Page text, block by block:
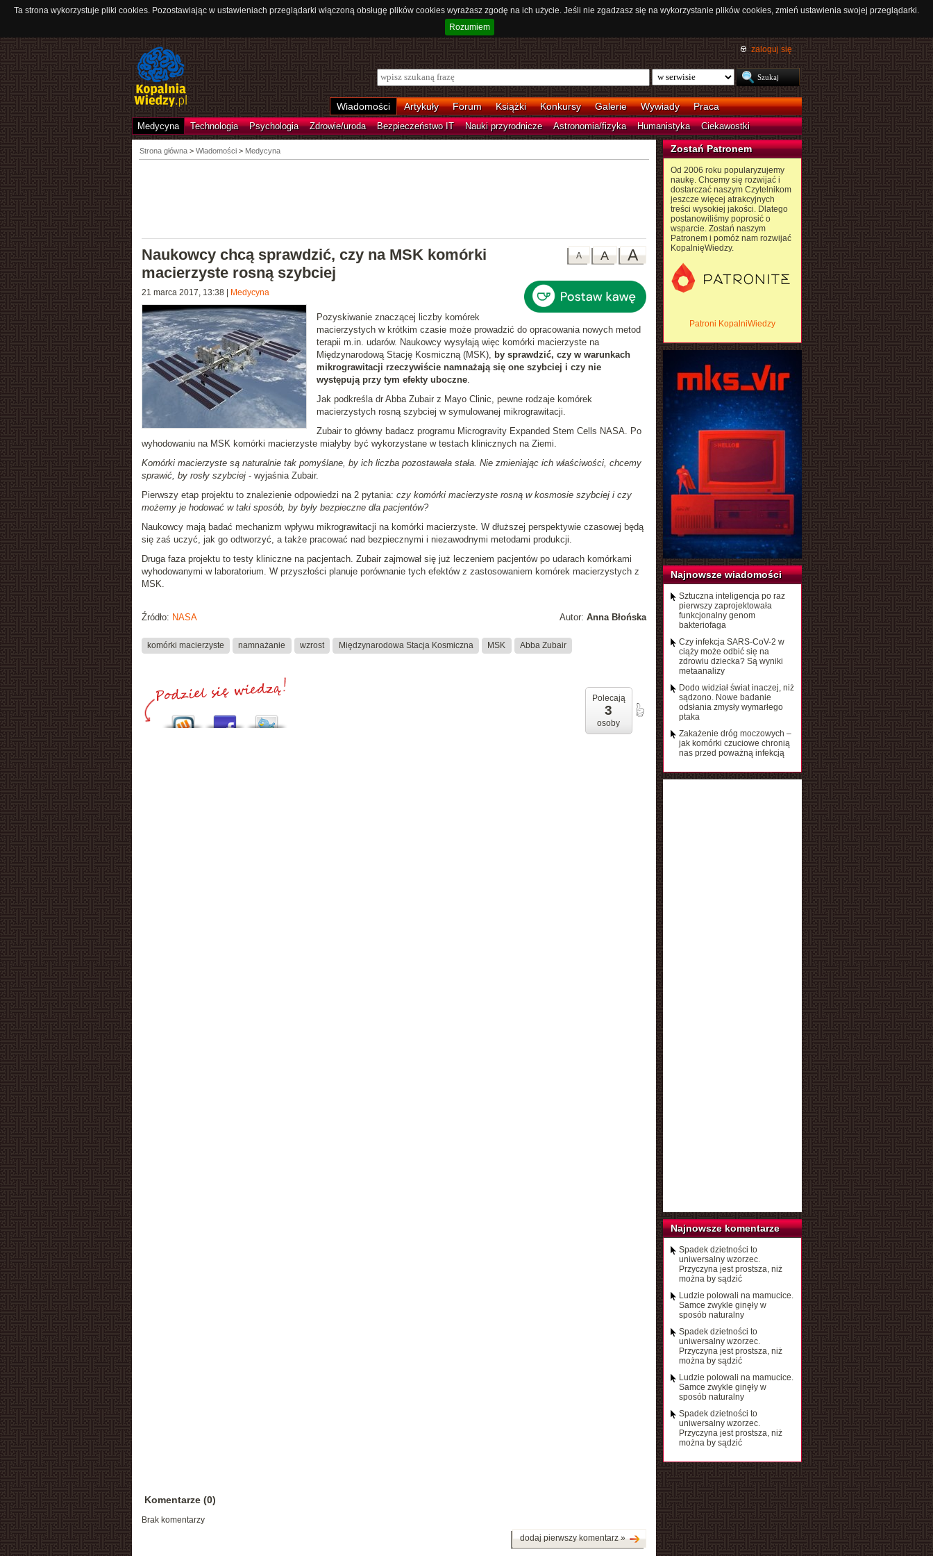
Ta strona wykorzystuje pliki cookies. Pozostawiając w ustawieniach przeglądarki włączoną obsługę plików cookies wyrażasz zgodę na ich użycie. Jeśli nie zgadzasz się na wykorzystanie plików cookies, zmień ustawienia swojej przeglądarki.
Rozumiem
zaloguj się
Wiadomości Artykuły Forum Książki Konkursy Galerie Wywiady Praca
Medycyna Technologia Psychologia Zdrowie/uroda Bezpieczeństwo IT Nauki przyrodnicze Astronomia/fizyka Humanistyka Ciekawostki
Strona główna> Wiadomości > Medycyna
A
A
A
Naukowcy chcą sprawdzić, czy na MSK komórki
macierzyste rosną szybciej
21 marca 2017, 13:38| Medycyna
Pozyskiwanie znaczącej liczby komórek
macierzystych w krótkim czasie może prowadzić do opracowania nowych metod
terapii m.in. udarów. Naukowcy wysyłają więc komórki macierzyste na
Międzynarodową Stację Kosmiczną (MSK), by sprawdzić, czy w warunkach
mikrograwitacji rzeczywiście namnażają się one szybciej i czy nie
występują przy tym efekty uboczne.
Jak podkreśla dr Abba Zubair z Mayo Clinic, pewne rodzaje komórek
macierzystych rosną szybciej w symulowanej mikrograwitacji.
Zubair to główny badacz programu Microgravity Expanded Stem Cells NASA. Po
wyhodowaniu na MSK komórki macierzyste miałyby być wykorzystane w testach klinicznych na Ziemi.
Komórki macierzyste są naturalnie tak pomyślane, by ich liczba pozostawała stała. Nie zmieniając ich właściwości, chcemy
sprawić, by rosły szybciej- wyjaśnia Zubair.
Pierwszy etap projektu to znalezienie odpowiedzi na 2 pytania: czy komórki macierzyste rosną w kosmosie szybciej i czy
możemy je hodować w taki sposób, by były bezpieczne dla pacjentów?
Naukowcy mają badać mechanizm wpływu mikrograwitacji na komórki macierzyste. W dłuższej perspektywie czasowej będą
się zaś uczyć, jak go odtworzyć, a także pracować nad bezpiecznymi i niezawodnymi metodami produkcji.
Druga faza projektu to testy kliniczne na pacjentach. Zubair zajmował się już leczeniem pacjentów po udarach komórkami
wyhodowanymi w laboratorium. W przyszłości planuje porównanie tych efektów z zastosowaniem komórek macierzystych z
MSK.
Autor: Anna Błońska
Źródło: NASA
komórki macierzyste namnażanie wzrost Międzynarodowa Stacja Kosmiczna MSK Abba Zubair
Polecają
3
osoby
Komentarze (0)
Brak komentarzy
dodaj pierwszy komentarz »
Zostań Patronem
Od 2006 roku popularyzujemy
naukę. Chcemy się rozwijać i
dostarczać naszym Czytelnikom
jeszcze więcej atrakcyjnych
treści wysokiej jakości. Dlatego
postanowiliśmy poprosić o
wsparcie. Zostań naszym
Patronem i pomóż nam rozwijać
KopalnięWiedzy.
Patroni KopalniWiedzy
Najnowsze wiadomości
Sztuczna inteligencja po raz
pierwszy zaprojektowała
funkcjonalny genom
bakteriofaga
Czy infekcja SARS-CoV-2 w
ciąży może odbić się na
zdrowiu dziecka? Są wyniki
metaanalizy
Dodo widział świat inaczej, niż
sądzono. Nowe badanie
odsłania zmysły wymarłego
ptaka
Zakażenie dróg moczowych –
jak komórki czuciowe chronią
nas przed poważną infekcją
Najnowsze komentarze
Spadek dzietności to
uniwersalny wzorzec.
Przyczyna jest prostsza, niż
można by sądzić
Ludzie polowali na mamucice.
Samce zwykle ginęły w
sposób naturalny
Spadek dzietności to
uniwersalny wzorzec.
Przyczyna jest prostsza, niż
można by sądzić
Ludzie polowali na mamucice.
Samce zwykle ginęły w
sposób naturalny
Spadek dzietności to
uniwersalny wzorzec.
Przyczyna jest prostsza, niż
można by sądzić